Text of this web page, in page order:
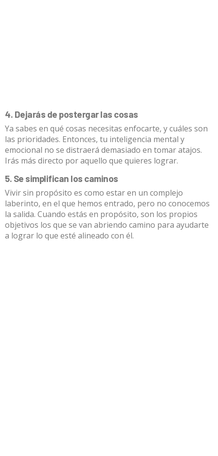
4. Dejarás de postergar las cosas
Ya sabes en qué cosas necesitas enfocarte, y cuáles son
las prioridades. Entonces, tu inteligencia mental y
emocional no se distraerá demasiado en tomar atajos.
Irás más directo por aquello que quieres lograr.
5. Se simplifican los caminos
Vivir sin propósito es como estar en un complejo
laberinto, en el que hemos entrado, pero no conocemos
la salida. Cuando estás en propósito, son los propios
objetivos los que se van abriendo camino para ayudarte
a lograr lo que esté alineado con él.